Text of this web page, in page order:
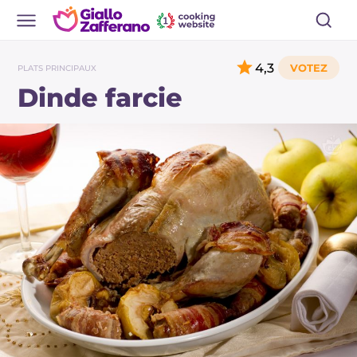
PLATS PRINCIPAUX
Dinde farcie
4,3